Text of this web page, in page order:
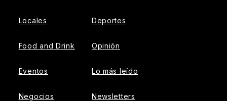
Locales
Food and Drink
Eventos
Negocios
Deportes
Opinión
Lo más leído
Newsletters